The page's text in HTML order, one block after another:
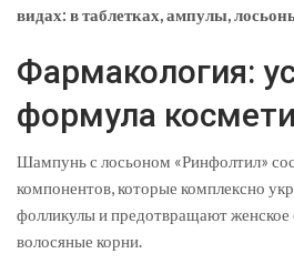
видах: в таблетках, ампулы,
Фармакология:
формула
Шампунь с лосьоном «Ринфолтил»
компонентов, которые комплексно
фолликулы и предотвращают
волосяные корни.